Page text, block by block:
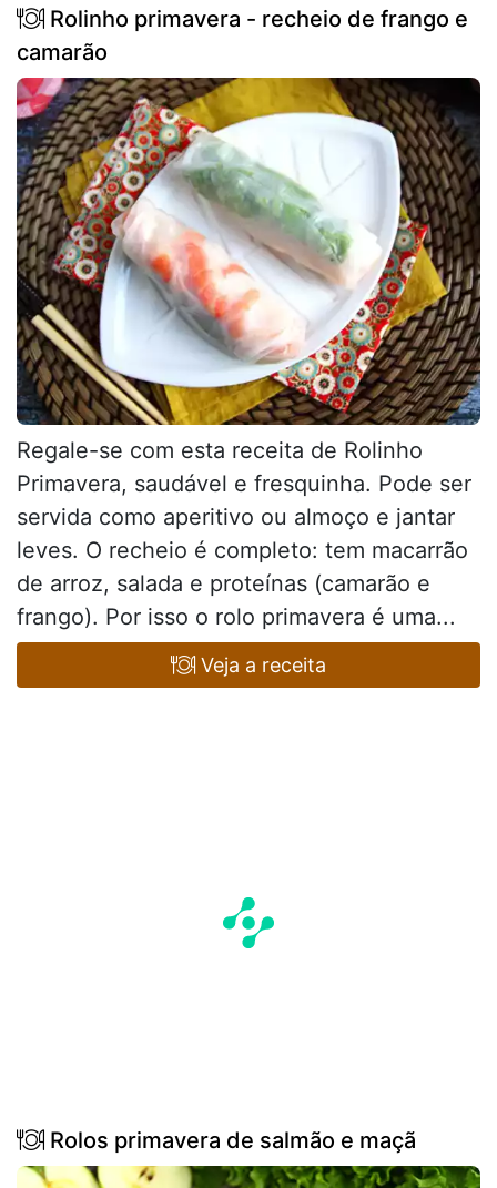
Rolinho primavera - recheio de frango e
camarão
Regale-se com esta receita de Rolinho
Primavera, saudável e fresquinha. Pode ser
servida como aperitivo ou almoço e jantar
leves. O recheio é completo: tem macarrão
de arroz, salada e proteínas (camarão e
frango). Por isso o rolo primavera é uma...
Veja a receita
Rolos primavera de salmão e maçã